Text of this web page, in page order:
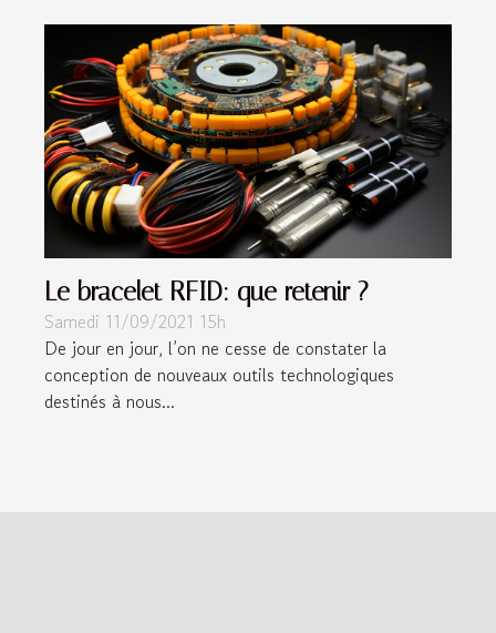
Le bracelet RFID: que retenir ?
Samedi 11/09/2021 15h
De jour en jour, l’on ne cesse de constater la
conception de nouveaux outils technologiques
destinés à nous...